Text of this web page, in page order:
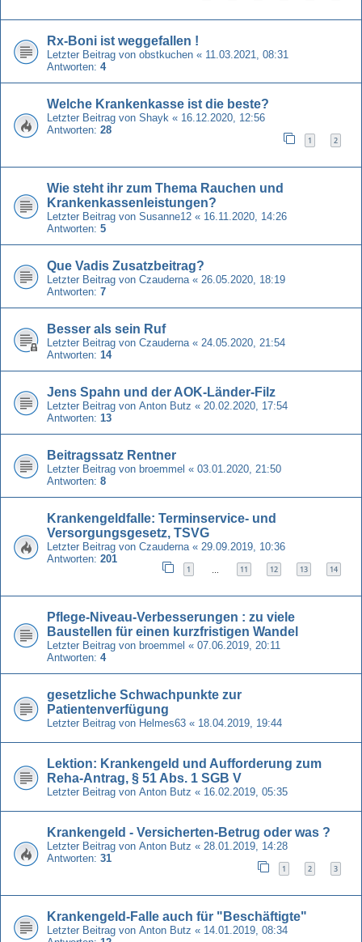
Rx-Boni ist weggefallen !
Letzter Beitrag von obstkuchen « 11.03.2021, 08:31
Antworten: 4
Welche Krankenkasse ist die beste?
Letzter Beitrag von Shayk « 16.12.2020, 12:56
Antworten: 28
1 2
Wie steht ihr zum Thema Rauchen und
Krankenkassenleistungen?
Letzter Beitrag von Susanne12 « 16.11.2020, 14:26
Antworten: 5
Que Vadis Zusatzbeitrag?
Letzter Beitrag von Czauderna « 26.05.2020, 18:19
Antworten: 7
Besser als sein Ruf
Letzter Beitrag von Czauderna « 24.05.2020, 21:54
Antworten: 14
Jens Spahn und der AOK-Länder-Filz
Letzter Beitrag von Anton Butz « 20.02.2020, 17:54
Antworten: 13
Beitragssatz Rentner
Letzter Beitrag von broemmel « 03.01.2020, 21:50
Antworten: 8
Krankengeldfalle: Terminservice- und
Versorgungsgesetz, TSVG
Letzter Beitrag von Czauderna « 29.09.2019, 10:36
Antworten: 201
1 11 12 13 14
Pflege-Niveau-Verbesserungen : zu viele
Baustellen für einen kurzfristigen Wandel
Letzter Beitrag von broemmel « 07.06.2019, 20:11
Antworten: 4
gesetzliche Schwachpunkte zur
Patientenverfügung
Letzter Beitrag von Helmes63 « 18.04.2019, 19:44
Lektion: Krankengeld und Aufforderung zum
Reha-Antrag, § 51 Abs. 1 SGB V
Letzter Beitrag von Anton Butz « 16.02.2019, 05:35
Krankengeld - Versicherten-Betrug oder was ?
Letzter Beitrag von Anton Butz « 28.01.2019, 14:28
Antworten: 31
1 2 3
Krankengeld-Falle auch für "Beschäftigte"
Letzter Beitrag von Anton Butz « 14.01.2019, 08:34